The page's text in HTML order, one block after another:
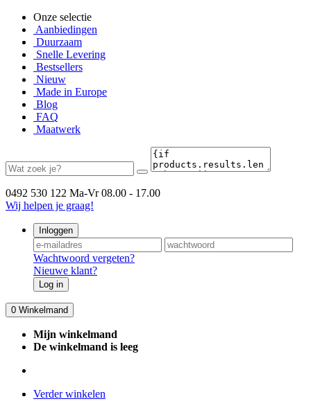
Onze selectie
Aanbiedingen
Duurzaam
Snelle Levering
Bestsellers
Nieuw
Made in Europe
Blog
FAQ
Maatwerk
0492 530 122 Ma-Vr 08.00 - 17.00
Wij helpen je graag!
Inloggen
Wachtwoord vergeten?
Nieuwe klant?
Log in
0 Winkelmand
Mijn winkelmand
De winkelmand is leeg
Verder winkelen